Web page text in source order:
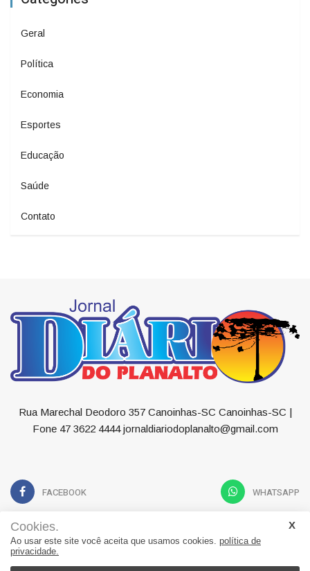
Geral
Política
Economia
Esportes
Educação
Saúde
Contato
Rua Marechal Deodoro 357 Canoinhas-SC Canoinhas-SC |
Fone 47 3622 4444 jornaldiariodoplanalto@gmail.com
FACEBOOK WHATSAPP
Geral
Cookies.
Ao usar este site você aceita que usamos cookies. política de
privacidade.